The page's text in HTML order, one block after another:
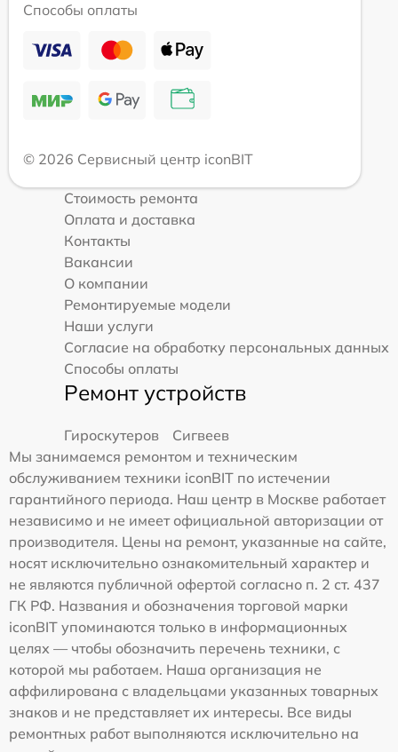
Способы оплаты
© 2026 Сервисный центр iconBIT
Стоимость ремонта
Оплата и доставка
Контакты
Вакансии
О компании
Ремонтируемые модели
Наши услуги
Согласие на обработку персональных данных
Способы оплаты
Ремонт устройств
Гироскутеров
Сигвеев
Мы занимаемся ремонтом и техническим
обслуживанием техники iconBIT по истечении
гарантийного периода. Наш центр в Москве работает
независимо и не имеет официальной авторизации от
производителя. Цены на ремонт, указанные на сайте,
носят исключительно ознакомительный характер и
не являются публичной офертой согласно п. 2 ст. 437
ГК РФ. Названия и обозначения торговой марки
iconBIT упоминаются только в информационных
целях — чтобы обозначить перечень техники, с
которой мы работаем. Наша организация не
аффилирована с владельцами указанных товарных
знаков и не представляет их интересы. Все виды
ремонтных работ выполняются исключительно на